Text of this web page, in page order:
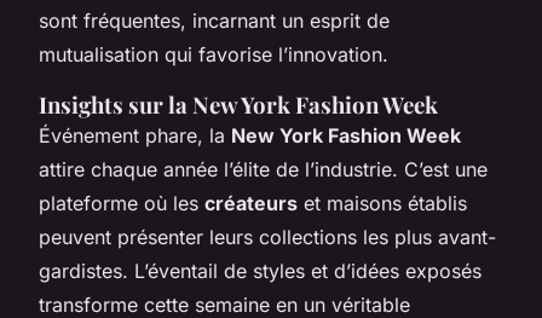
sont fréquentes, incarnant un esprit de
mutualisation qui favorise l’innovation.
Insights sur la New York Fashion Week
Événement phare, la New York Fashion Week
attire chaque année l’élite de l’industrie. C’est une
plateforme où les créateurs et maisons établis
peuvent présenter leurs collections les plus avant-
gardistes. L’éventail de styles et d’idées exposés
transforme cette semaine en un véritable